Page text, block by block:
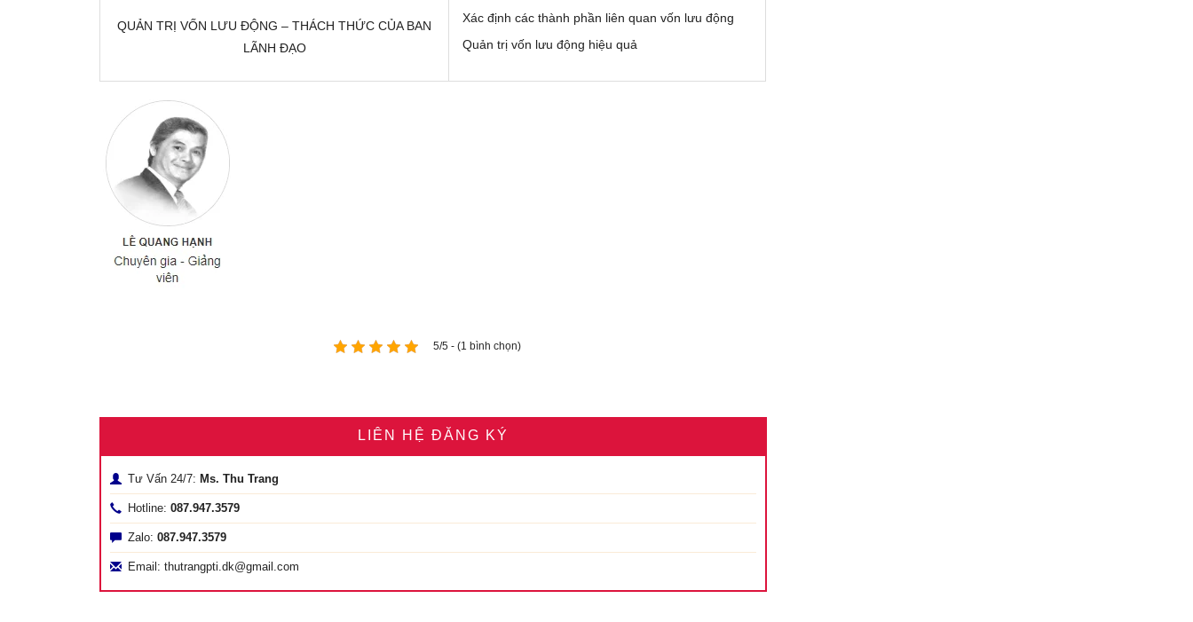
QUẢN TRỊ VỐN LƯU ĐỘNG – THÁCH THỨC CỦA BAN
LÃNH ĐẠO
Xác định các thành phần liên quan vốn lưu động
Quản trị vốn lưu động hiệu quả
5/5 - (1 bình chọn)
LIÊN HỆ ĐĂNG KÝ
Tư Vấn 24/7: Ms. Thu Trang
Hotline: 087.947.3579
Zalo: 087.947.3579
Email: thutrangpti.dk@gmail.com